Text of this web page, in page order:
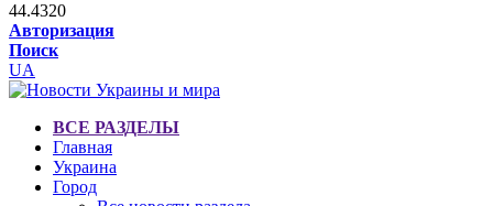
44.4320
Авторизация
Поиск
UA
ВСЕ РАЗДЕЛЫ
Главная
Украина
Город